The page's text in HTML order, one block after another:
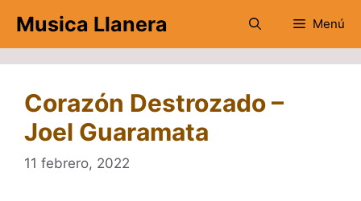
contenido
Musica Llanera Menú
Corazón Destrozado –
Joel Guaramata
11 febrero, 2022